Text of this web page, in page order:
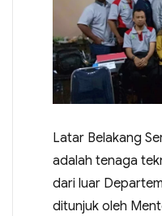
Latar Belakang
adalah tenaga
dari luar
ditunjuk oleh